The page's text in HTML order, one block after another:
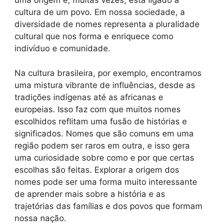
cultura de um povo. Em nossa sociedade, a
diversidade de nomes representa a pluralidade
cultural que nos forma e enriquece como
indivíduo e comunidade.
Na cultura brasileira, por exemplo, encontramos
uma mistura vibrante de influências, desde as
tradições indígenas até as africanas e
europeias. Isso faz com que muitos nomes
escolhidos reflitam uma fusão de histórias e
significados. Nomes que são comuns em uma
região podem ser raros em outra, e isso gera
uma curiosidade sobre como e por que certas
escolhas são feitas. Explorar a origem dos
nomes pode ser uma forma muito interessante
de aprender mais sobre a história e as
trajetórias das famílias e dos povos que formam
nossa nação.